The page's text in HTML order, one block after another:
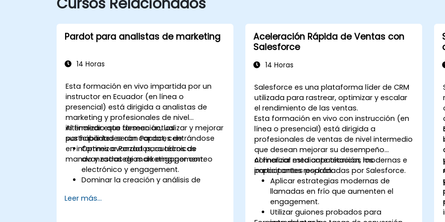
Pardot para analistas de marketing
14 Horas
Esta formación en vivo impartida por un
instructor en Ecuador (en línea o
presencial) está dirigida a analistas de
marketing y profesionales de nivel
intermedio que deseen actualizar y mejorar
sus habilidades con Pardot, centrándose
en informes avanzados, cuadros de
mando y estrategias de engagement.
Al finalizar esta formación, los
participantes serán capaces de:
Optimizar Pardot para técnicas
avanzadas de marketing por correo
electrónico y engagement.
Dominar la creación y análisis de
Mejorar las estrategias de asignación
Leer más...
Aceleración Rápida de Ventas con
Salesforce
14 Horas
Salesforce es una plataforma líder de CRM
utilizada para rastrear, optimizar y escalar
el rendimiento de las ventas.
Esta formación en vivo con instrucción (en
línea o presencial) está dirigida a
profesionales de ventas de nivel intermedio
que desean mejorar su desempeño
comercial mediante técnicas modernas e
impactantes respaldadas por Salesforce.
Al finalizar esta capacitación, los
participantes podrán:
Aplicar estrategias modernas de
llamadas en frío que aumenten el
engagement.
Utilizar guiones probados para